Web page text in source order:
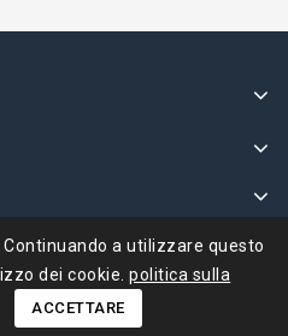
a utilizzare questo
dei cookie. politica sulla
ACCETTARE